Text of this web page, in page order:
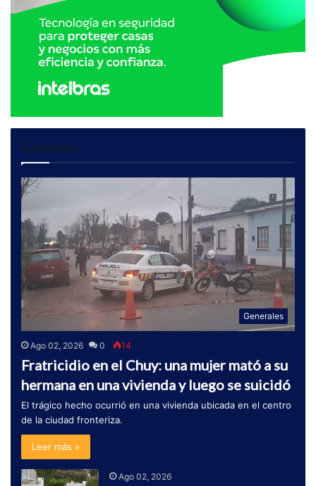
Generales
Generales
Ago 02, 2026 0 14
Fratricidio en el Chuy: una mujer mató a su
hermana en una vivienda y luego se suicidó
El trágico hecho ocurrió en una vivienda ubicada en el centro
de la ciudad fronteriza.
Leer más »
Ago 02, 2026